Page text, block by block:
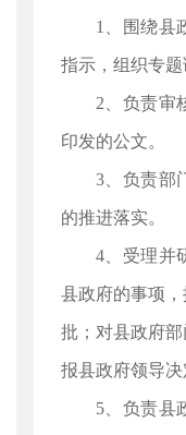
1、围绕县
指示，组织专题
2、负责审
印发的公文。
3、负责部
的推进落实。
4、受理并
县政府的事项
批；对县政府部
报县政府领导决
5、负责县